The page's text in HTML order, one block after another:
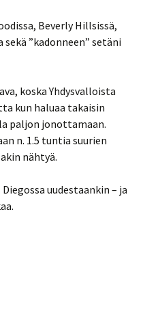
Beverly Hillsissä,
”kadonneen” setäni
koska Yhdysvalloista
kun haluaa takaisin
paljon jonottamaan.
n. 1.5 tuntia suurien
nähtyä.
uudestaankin – ja